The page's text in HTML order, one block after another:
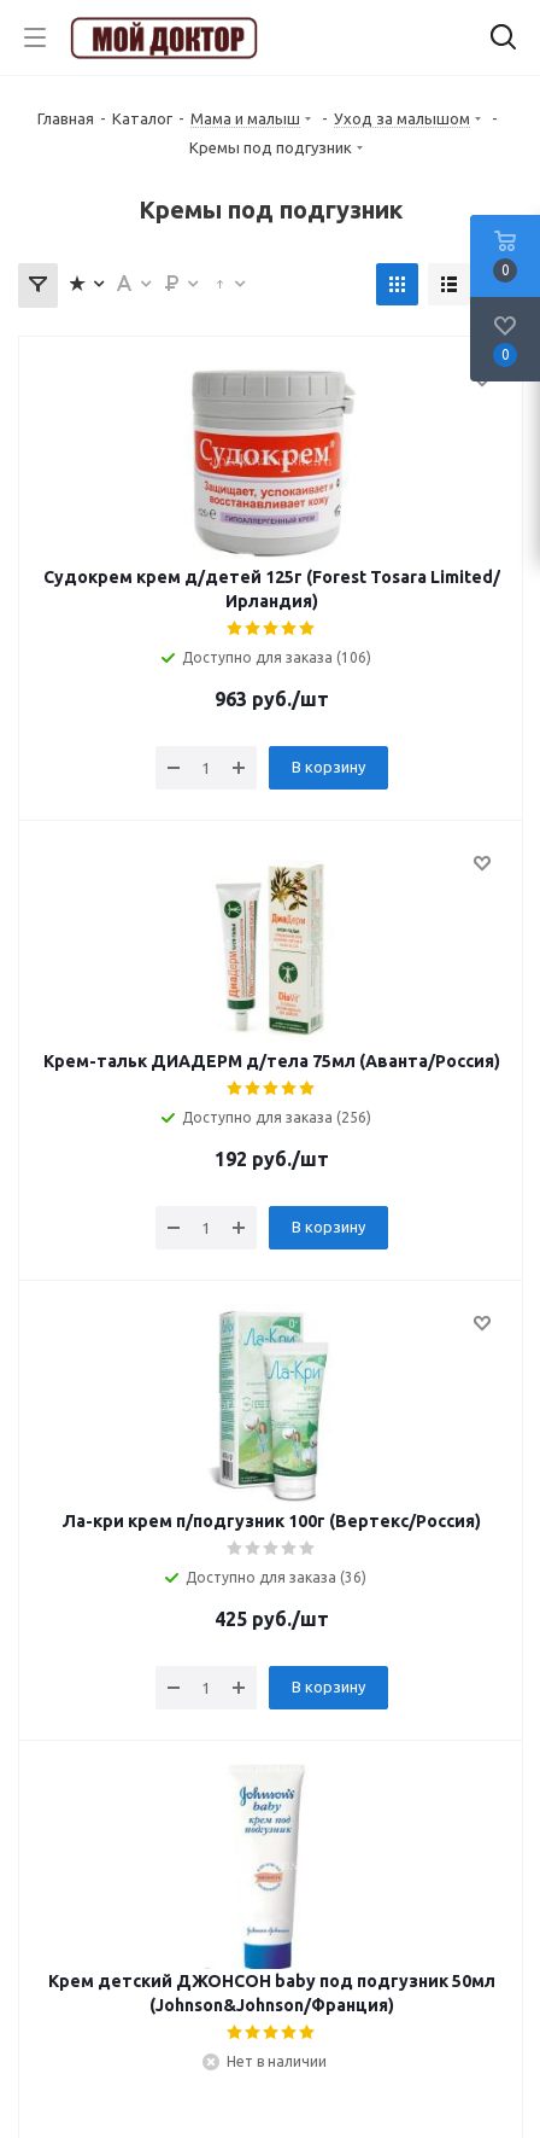
Главная - Каталог - Мама и малыш - Уход за малышом
-
Кремы под подгузник
Кремы под подгузник
Судокрем крем д/детей 125г (Forest Tosara Limited/
Ирландия)
Доступно для заказа (106)
963 руб./шт
В корзину
Крем-тальк ДИАДЕРМ д/тела 75мл (Аванта/Россия)
Доступно для заказа (256)
192 руб./шт
В корзину
Ла-кри крем п/подгузник 100г (Вертекс/Россия)
Доступно для заказа (36)
425руб./шт
В корзину
Крем детский ДЖОНСОН baby под подгузник 50мл
(Johnson&Johnson/Франция)
Нет в наличии
0
0